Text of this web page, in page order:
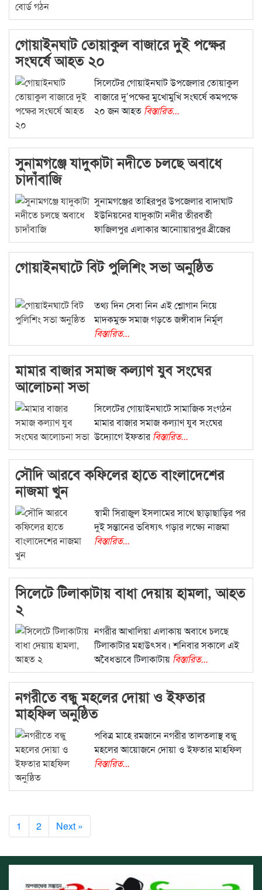
গোয়াইনঘাট তোয়াকুল বাজারে দুই পক্ষের
সংঘর্ষে আহত ২০
সিলেটের গোয়াইনঘাট উপজেলার তোয়াকুল
বাজারে দু’পক্ষের মুখোমুখি সংঘর্ষে কমপক্ষে
২০ জন আহত বিস্তারিত...
সুনামগঞ্জে যাদুকাটা নদীতে চলছে অবাধে
চাদাঁবাজি
সুনামগঞ্জের তাহিরপুর উপজেলার বাদাঘাট
ইউনিয়নের যাদুকাটা নদীর তীরবর্তী
ফাজিলপুর এলাকার আনোায়ারপুর ব্রীজের
বিস্তারিত...
গোয়াইনঘাটে বিট পুলিশিং সভা অনুষ্ঠিত
তথ্য দিন সেবা নিন এই শ্লোগান নিয়ে
মাদকমুক্ত সমাজ গড়তে জঙ্গীবাদ নির্মূল
বিস্তারিত...
মামার বাজার সমাজ কল্যাণ যুব সংঘের
আলোচনা সভা
সিলেটের গোয়াইনঘাটে সামাজিক সংগঠন
মামার বাজার সমাজ কল্যাণ যুব সংঘের
উদ্যোগে ইফতার বিস্তারিত...
সৌদি আরবে কফিলের হাতে বাংলাদেশের
নাজমা খুন
স্বামী সিরাজুল ইসলামের সাথে ছাড়াছাড়ির পর
দুই সন্তানের ভবিষ্যৎ গড়ার লক্ষ্যে নাজমা
বিস্তারিত...
সিলেটে টিলাকাটায় বাধা দেয়ায় হামলা, আহত
২
নগরীর আখালিয়া এলাকায় অবাধে চলছে
টিলাকাটার মহাউৎসব। শনিবার সকালে এই
অবৈধভাবে টিলাকাটায় বিস্তারিত...
নগরীতে বন্ধু মহলের দোয়া ও ইফতার
মাহফিল অনুষ্ঠিত
পবিত্র মাহে রমজানে নগরীর তালতলাস্থ বন্ধু
মহলের আয়োজনে দোয়া ও ইফতার মাহফিল
বিস্তারিত...
1 2 Next »